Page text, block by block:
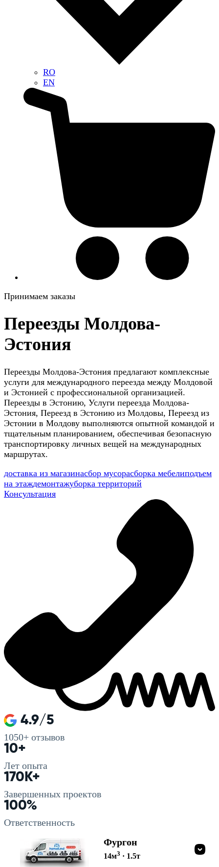
RO
EN
Принимаем заказы
Переезды Молдова-
Эстония
Переезды Молдова-Эстония предлагают комплексные
услуги для международного переезда между Молдовой
и Эстонией с профессиональной организацией.
Переезды в Эстонию, Услуги переезда Молдова-
Эстония, Переезд в Эстонию из Молдовы, Переезд из
Эстонии в Молдову выполняются опытной командой и
тщательным планированием, обеспечивая безопасную
транспортировку личных вещей на международных
маршрутах.
доставка из магазинасбор мусорасборка мебелиподъем
на этаждемонтажуборка территорий
Консультация
4.9/5
1050+ отзывов
10+
Лет опыта
170K+
Завершенных проектов
100%
Ответственность
Фургон
14м3 · 1.5т